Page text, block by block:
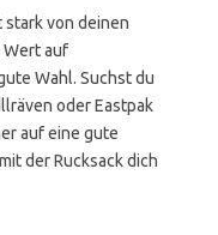
von deinen
Wert auf
Wahl. Suchst du
oder Eastpak
auf eine gute
der Rucksack dich